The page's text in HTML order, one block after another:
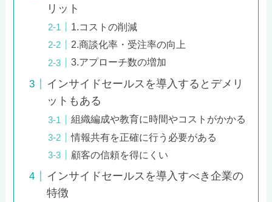
リット
1.コストの削減
2.商談化率・受注率の向上
3.アプローチ数の増加
インサイドセールスを導入するとデメリ
ットもある
組織編成や教育に時間やコストがかかる
情報共有を正確に行う必要がある
顧客の信頼を得にくい
インサイドセールスを導入すべき企業の
特徴